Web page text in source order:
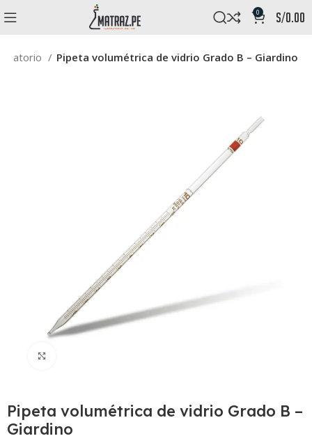
0 s/0.00
Pipeta volumétrica de vidrio Grado B – Giardino
Pipeta volumétrica de vidrio Grado B –
Giardino